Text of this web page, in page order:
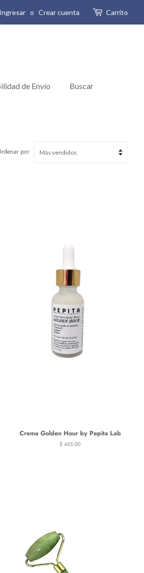
Ingresar o Crear cuenta Carrito
de Envío Buscar
por
Crema Golden Hour by Pepita Lab
Precio
$ 455.00